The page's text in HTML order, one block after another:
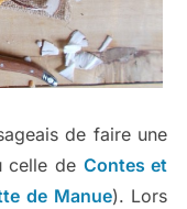
de faire une
celle de Contes et
de Manue). Lors